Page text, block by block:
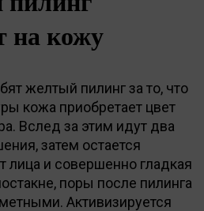
на кожу
желтый пилинг за то, что
кожа приобретает цвет
Вслед за этим идут два
затем остается
лица и совершенно гладкая
поры после пилинга
Активизируется